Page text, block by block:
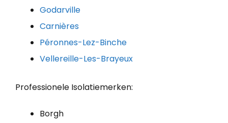
Godarville
Carnières
Péronnes-Lez-Binche
Vellereille-Les-Brayeux
Professionele Isolatiemerken:
Borgh